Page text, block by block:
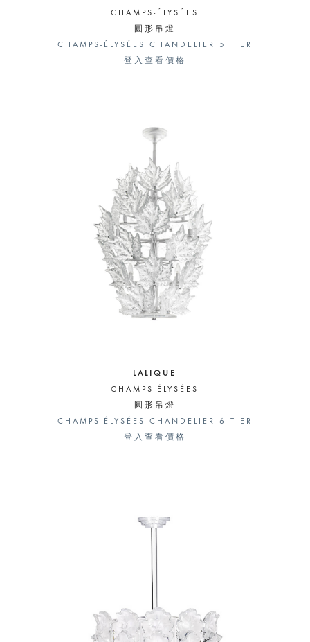
CHAMPS-ÉLYSÉES
圓形吊燈
CHAMPS-ÉLYSÉES CHANDELIER 5 TIER
登入查看價格
LALIQUE
CHAMPS-ÉLYSÉES
圓形吊燈
CHAMPS-ÉLYSÉES CHANDELIER 6 TIER
登入查看價格